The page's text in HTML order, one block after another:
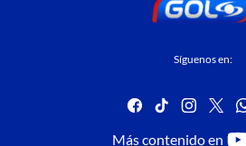
Síguenos en:
facebook
tiktok
Más contenido en